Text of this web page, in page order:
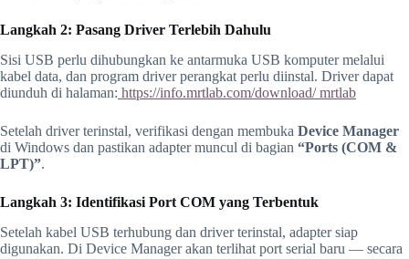
Langkah 2: Pasang Driver Terlebih Dahulu
Sisi USB perlu dihubungkan ke antarmuka USB komputer melalui
kabel data, dan program driver perangkat perlu diinstal. Driver dapat
diunduh di halaman: https://info.mrtlab.com/download/mrtlab
Setelah driver terinstal, verifikasi dengan membuka Device Manager
di Windows dan pastikan adapter muncul di bagian “Ports (COM &
LPT)”.
Langkah 3: Identifikasi Port COM yang Terbentuk
Setelah kabel USB terhubung dan driver terinstal, adapter siap
digunakan. Di Device Manager akan terlihat port serial baru — secara